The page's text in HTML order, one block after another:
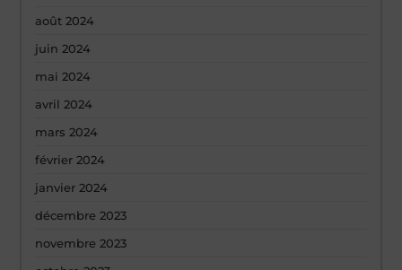
août 2024
juin 2024
mai 2024
avril 2024
mars 2024
février 2024
janvier 2024
décembre 2023
novembre 2023